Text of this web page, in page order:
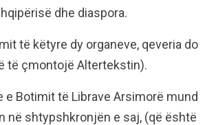
dhe diaspora.
të këtyre dy organeve, qeveria do
të çmontojë Altertekstin).
e Botimit të Librave Arsimorë mund
në shtypshkronjën e saj, (që është